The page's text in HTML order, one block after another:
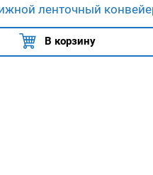
ленточный
В корзину